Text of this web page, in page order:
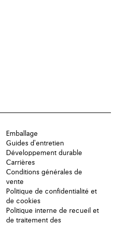
Emballage
Guides d'entretien
Développement durable
Carrières
Conditions générales de
vente
Politique de confidentialité et
de cookies
Politique interne de recueil et
de traitement des